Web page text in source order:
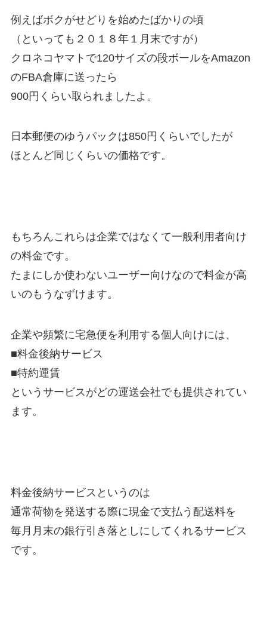
例えばボクがせどりを始めたばかりの頃
（といっても２０１８年１月末ですが）
クロネコヤマトで120サイズの段ボールをAmazon
のFBA倉庫に送ったら
900円くらい取られましたよ。
日本郵便のゆうパックは850円くらいでしたが
ほとんど同じくらいの価格です。
もちろんこれらは企業ではなくて一般利用者向け
の料金です。
たまにしか使わないユーザー向けなので料金が高
いのもうなずけます。
企業や頻繁に宅急便を利用する個人向けには、
■料金後納サービス
■特約運賃
というサービスがどの運送会社でも提供されてい
ます。
料金後納サービスというのは
通常荷物を発送する際に現金で支払う配送料を
毎月月末の銀行引き落としにしてくれるサービス
です。